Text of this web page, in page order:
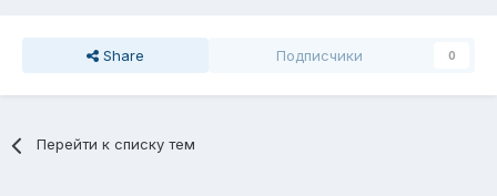
Share Подписчики 0
Перейти к списку тем